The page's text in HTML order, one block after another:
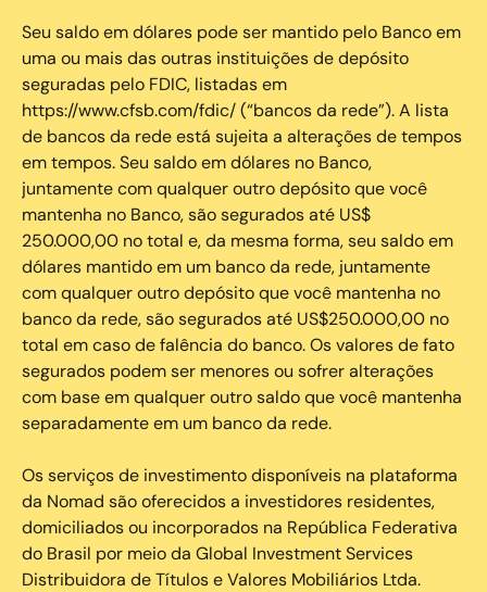
Seu saldo em dólares pode ser mantido pelo Banco em
uma ou mais das outras instituições de depósito
seguradas pelo FDIC, listadas em
https://www.cfsb.com/fdic/ (“bancos da rede”). A lista
de bancos da rede está sujeita a alterações de tempos
em tempos. Seu saldo em dólares no Banco,
juntamente com qualquer outro depósito que você
mantenha no Banco, são segurados até US$
250.000,00 no total e, da mesma forma, seu saldo em
dólares mantido em um banco da rede, juntamente
com qualquer outro depósito que você mantenha no
banco da rede, são segurados até US$250.000,00 no
total em caso de falência do banco. Os valores de fato
segurados podem ser menores ou sofrer alterações
com base em qualquer outro saldo que você mantenha
separadamente em um banco da rede.
Os serviços de investimento disponíveis na plataforma
da Nomad são oferecidos a investidores residentes,
domiciliados ou incorporados na República Federativa
do Brasil por meio da Global Investment Services
Distribuidora de Títulos e Valores Mobiliários Ltda.